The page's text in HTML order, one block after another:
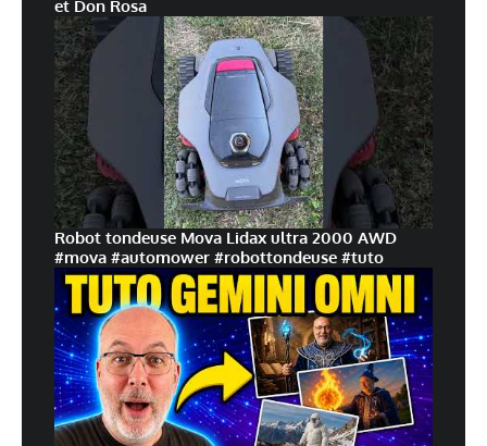
et Don Rosa
Robot tondeuse Mova Lidax ultra 2000 AWD
#mova #automower #robottondeuse #tuto